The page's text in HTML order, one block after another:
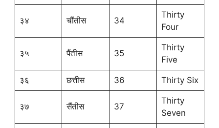
३४ चौंतीस 34
Thirty
Four
३५ पैंतीस 35
Thirty
Five
३६ छत्तीस 36 Thirty Six
३७ सैंतीस 37
Thirty
Seven